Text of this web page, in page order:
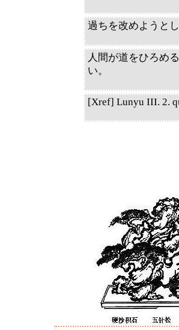
過ちを改めようと
人間が道をひろめ
い。
[Xref] Lunyu III. 2.